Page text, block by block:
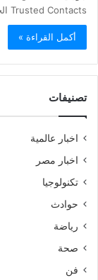
Trusted Contacts الخاص بها من Google Engage in…
أكمل القراءة »
تصنيفات
اخبار عالمية
اخبار مصر
تكنولوجيا
حوادث
رياضة
صحة
فن